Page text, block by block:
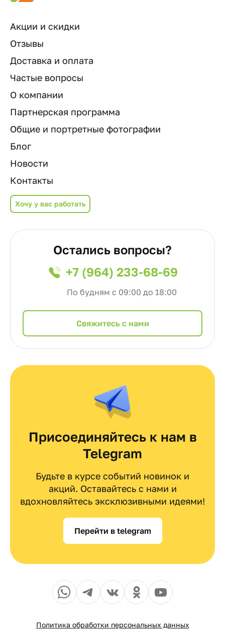
Акции и скидки
Отзывы
Доставка и оплата
Частые вопросы
О компании
Партнерская программа
Общие и портретные фотографии
Блог
Новости
Контакты
Хочу у вас работать
Остались вопросы?
+7 (964) 233-68-69
По будням с 09:00 до 18:00
Cвяжитесь с нами
Присоединяйтесь к нам в
Telegram
Будьте в курсе событий новинок и
акций. Оставайтесь с нами и
вдохновляйтесь эксклюзивными идеями!
Перейти в telegram
Политика обработки персональных данных